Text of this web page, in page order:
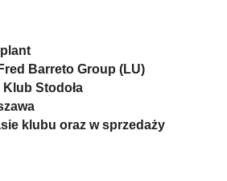
Barreto Group (LU)
Stodoła
klubu oraz w sprzedaży